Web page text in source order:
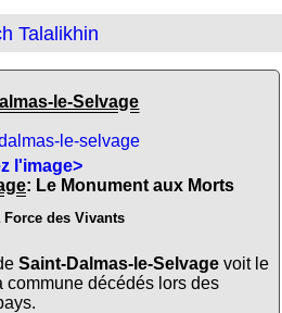
Talalikhin
le-Selvage
l'image>
: Le Monument aux Morts
des Vivants
Saint-Dalmas-le-Selvagevoit le
commune décédés lors des